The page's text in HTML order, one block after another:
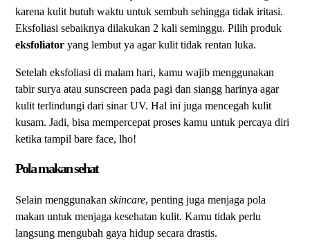
karena kulit butuh waktu untuk sembuh sehingga tidak iritasi.
Eksfoliasi sebaiknya dilakukan 2 kali seminggu. Pilih produk
eksfoliator yang lembut ya agar kulit tidak rentan luka.
Setelah eksfoliasi di malam hari, kamu wajib menggunakan
tabir surya atau sunscreen pada pagi dan siangg harinya agar
kulit terlindungi dari sinar UV. Hal ini juga mencegah kulit
kusam. Jadi, bisa mempercepat proses kamu untuk percaya diri
ketika tampil bare face, lho!
Pola makan sehat
Selain menggunakanskincare, penting juga menjaga pola
makan untuk menjaga kesehatan kulit. Kamu tidak perlu
langsung mengubah gaya hidup secara drastis.